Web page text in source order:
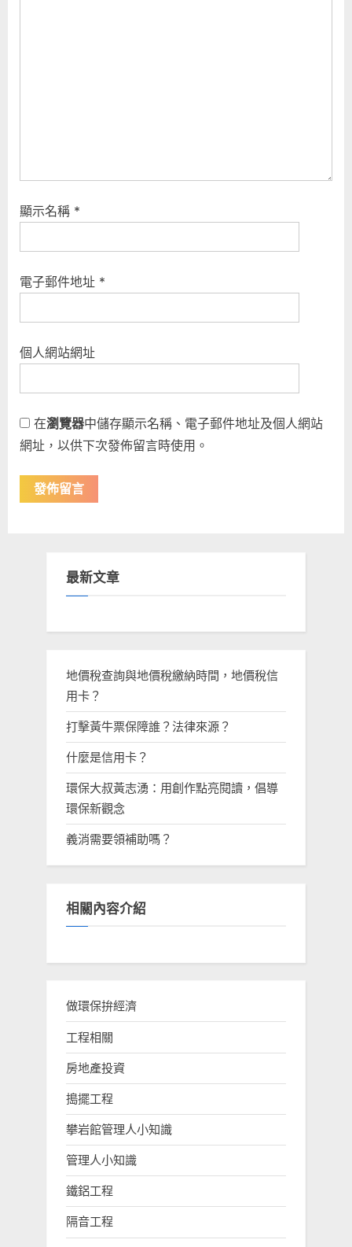
顯示名稱 *
電子郵件地址 *
個人網站網址
在瀏覽器中儲存顯示名稱、電子郵件地址及個人網站
網址，以供下次發佈留言時使用。
最新文章
地價稅查詢與地價稅繳納時間，地價稅信
用卡？
打擊黃牛票保障誰？法律來源？
什麼是信用卡？
環保大叔黃志湧：用創作點亮閱讀，倡導
環保新觀念
義消需要領補助嗎？
相關內容介紹
做環保拚經濟
工程相關
房地產投資
搗擺工程
攀岩館管理人小知識
管理人小知識
鐵鋁工程
隔音工程